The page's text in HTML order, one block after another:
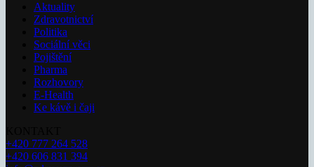
Aktuality
Zdravotnictví
Politika
Sociální věci
Pojištění
Pharma
Rozhovory
E-Health
Ke kávě i čaji
+420 777 264 528
+420 606 831 394